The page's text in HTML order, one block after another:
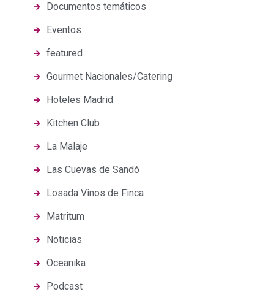
Documentos temáticos
Eventos
featured
Gourmet Nacionales/Catering
Hoteles Madrid
Kitchen Club
La Malaje
Las Cuevas de Sandó
Losada Vinos de Finca
Matritum
Noticias
Oceanika
Podcast